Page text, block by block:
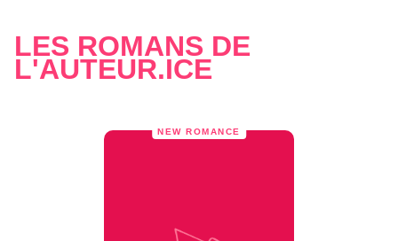
LES ROMANS DE
L'AUTEUR.ICE
NEW ROMANCE